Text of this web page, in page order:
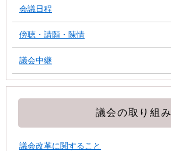
会議日程
傍聴・請願・陳情
議会中継
議会の取り組み
議会改革に関すること